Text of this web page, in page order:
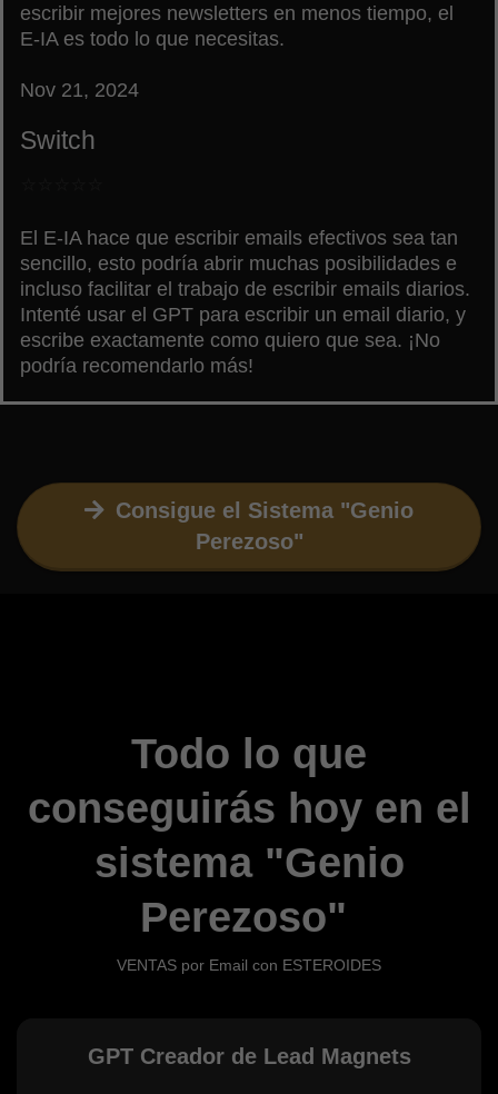
escribir mejores newsletters en menos tiempo, el
E-IA es todo lo que necesitas.
Nov 21, 2024
Switch
El E-IA hace que escribir emails efectivos sea tan
sencillo, esto podría abrir muchas posibilidades e
incluso facilitar el trabajo de escribir emails diarios.
Intenté usar el GPT para escribir un email diario, y
escribe exactamente como quiero que sea. ¡No
podría recomendarlo más!
Consigue el Sistema "Genio
Perezoso"
Todo lo que
conseguirás hoy en el
sistema "Genio
Perezoso"
VENTAS por Email con ESTEROIDES
GPT Creador de Lead Magnets